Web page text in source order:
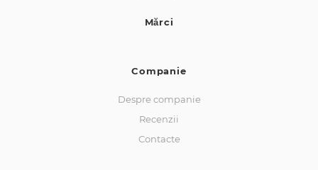
Mărci
Companie
Despre companie
Recenzii
Contacte